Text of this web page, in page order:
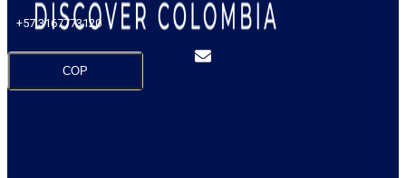
COP
+57 3167773120